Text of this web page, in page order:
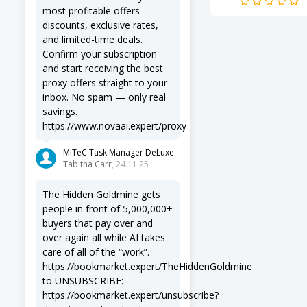
most profitable offers —
discounts, exclusive rates,
and limited-time deals.
Confirm your subscription
and start receiving the best
proxy offers straight to your
inbox. No spam — only real
savings.
https://www.novaai.expert/proxy
MiTeC Task Manager DeLuxe
Tabitha Carr, 24.11.25
The Hidden Goldmine gets
people in front of 5,000,000+
buyers that pay over and
over again all while AI takes
care of all of the “work”.
https://bookmarket.expert/TheHiddenGoldmine
to UNSUBSCRIBE:
https://bookmarket.expert/unsubscribe?
intuitivo permite a los